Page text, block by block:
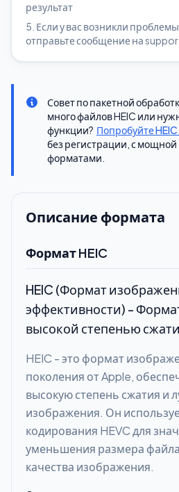
результат
Если у вас возникли
отправьте сообщение на
Совет по пакетной
много файлов HEIC или
функции? Попробуйте
без регистрации, с мощной
форматами.
Описание формата
Формат HEIC
HEIC (Формат
эффективности) -
высокой степенью
HEIC - это формат
поколения от Apple,
высокую степень сжатия и
изображения. Он
кодирования HEVC для
уменьшения размера
качества изображения.